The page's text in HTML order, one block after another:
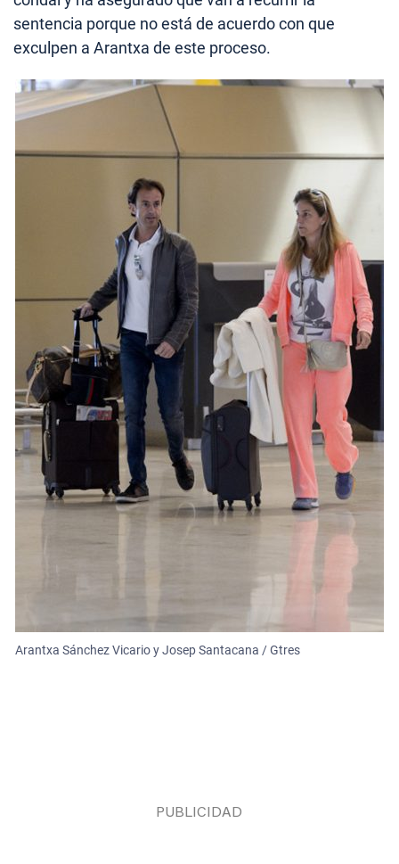
sentencia porque no está de acuerdo con que
exculpen a Arantxa de este proceso.
Arantxa Sánchez Vicario y Josep Santacana / Gtres